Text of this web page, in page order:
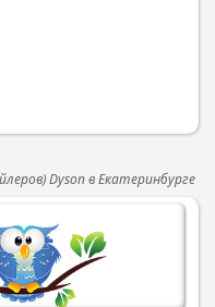
Dyson в Екатеринбурге